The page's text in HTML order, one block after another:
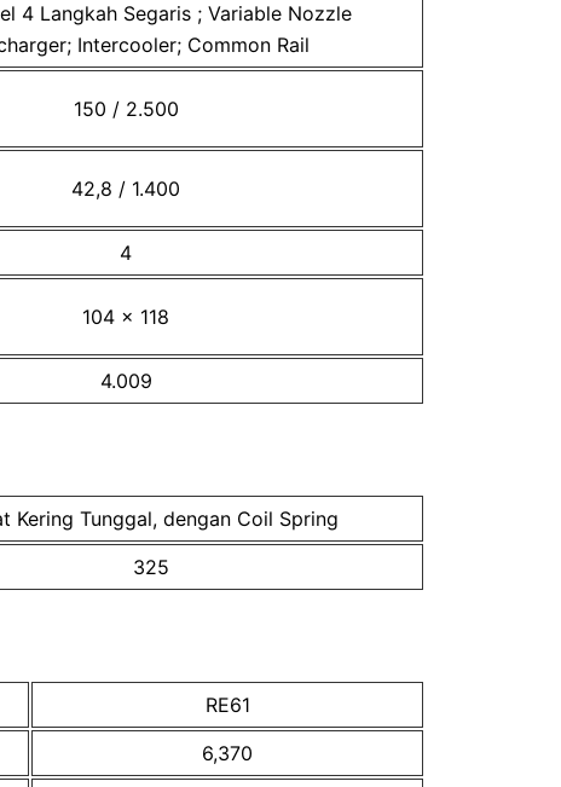
4 Langkah Segaris ; Variable Nozzle
Intercooler; Common Rail
150 / 2.500
42,8 / 1.400
4
104 x 118
4.009
Kering Tunggal, dengan Coil Spring
325
RE61
6,370